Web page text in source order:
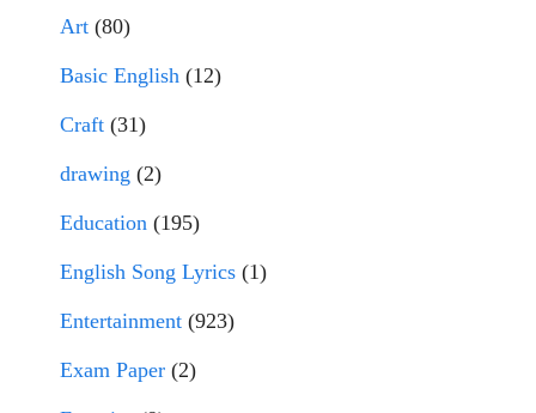
Art (80)
Basic English (12)
Craft (31)
drawing (2)
Education (195)
English Song Lyrics (1)
Entertainment (923)
Exam Paper (2)